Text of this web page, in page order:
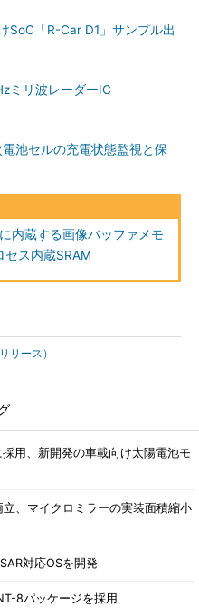
SoC「R-Car D1」サンプル出
ミリ波レーダーIC
池セルの充電状態監視と保
内蔵する画像バッファメモ
セス内蔵SRAM
リース）
用、新開発の車載向け太陽電池モ
、マイクロミラーの実装面積縮小
対応OSを開発
8パッケージを採用